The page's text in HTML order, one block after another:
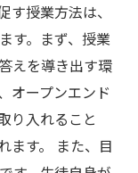
す授業方法は、
す。まず、授業
えを導き出す環
オープンエンド
り入れること
ます。 また、目